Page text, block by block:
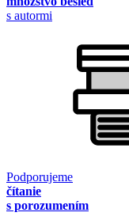
s autormi
Podporujeme
čítanie
s porozumením